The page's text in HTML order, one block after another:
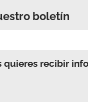
boletín
quieres recibir